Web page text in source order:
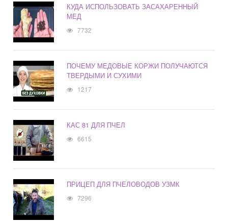
КУДА ИСПОЛЬЗОВАТЬ ЗАСАХАРЕННЫЙ
МЕД
7732
ПОЧЕМУ МЕДОВЫЕ КОРЖИ ПОЛУЧАЮТСЯ
ТВЕРДЫМИ И СУХИМИ
1217
КАС 81 ДЛЯ ПЧЕЛ
6615
ПРИЦЕП ДЛЯ ПЧЕЛОВОДОВ УЗМК
7296